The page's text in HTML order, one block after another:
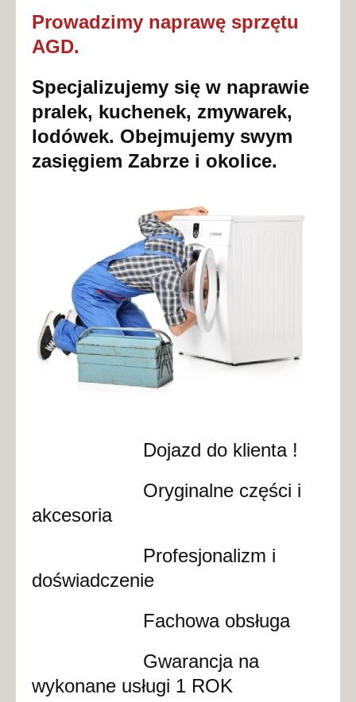
Prowadzimy naprawę sprzętu
AGD.
Specjalizujemy się w naprawie
pralek, kuchenek, zmywarek,
lodówek. Obejmujemy swym
zasięgiem Zabrze i okolice.
Dojazd do klienta !
Oryginalne części i
akcesoria
Profesjonalizm i
doświadczenie
Fachowa obsługa
Gwarancja na
wykonane usługi 1 ROK